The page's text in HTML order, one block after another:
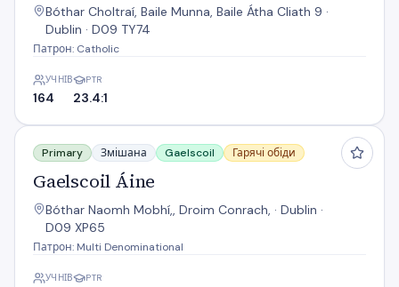
Bóthar Choltraí, Baile Munna, Baile Átha Cliath 9 ·
Dublin · D09 TY74
Патрон: Catholic
УЧНІВ
164
PTR
23.4:1
Gaelscoil Áine
Primary Змішана Gaelscoil Гарячі обіди
Gaelscoil Áine
Bóthar Naomh Mobhí,, Droim Conrach, · Dublin ·
D09 XP65
Патрон: Multi Denominational
УЧНІВ PTR